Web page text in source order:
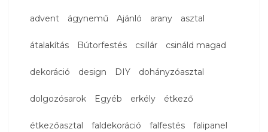
advent ágynemű Ajánló arany asztal
átalakítás Bútorfestés csillár csináld magad
dekoráció design DIY dohányzóasztal
dolgozósarok Egyéb erkély étkező
étkezőasztal faldekoráció falfestés falipanel